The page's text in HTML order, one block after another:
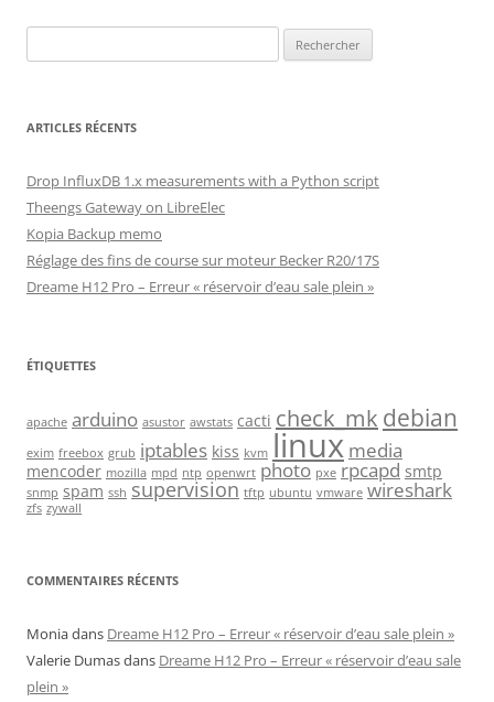
ARTICLES RÉCENTS
Drop InfluxDB 1.x measurements with a Python script
Theengs Gateway on LibreElec
Kopia Backup memo
Réglage des fins de course sur moteur Becker R20/17S
Dreame H12 Pro – Erreur « réservoir d’eau sale plein »
ÉTIQUETTES
apache arduino asustor awstats cacti check_mk debian
exim freebox grub iptables kiss kvm linux media
mencoder mozilla mpd ntp openwrt photo pxe rpcapd smtp
snmp spam ssh supervision tftp ubuntu vmware wireshark
zfs zywall
COMMENTAIRES RÉCENTS
Moniadans Dreame H12 Pro – Erreur « réservoir d’eau sale plein »
Valerie Dumasdans Dreame H12 Pro – Erreur « réservoir d’eau sale
plein »